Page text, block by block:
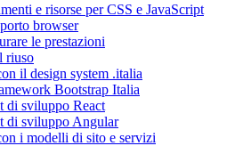
e risorse per CSS e JavaScript
browser
le prestazioni
riuso
il design system .italia
Bootstrap Italia
di sviluppo React
di sviluppo Angular
i modelli di sito e servizi